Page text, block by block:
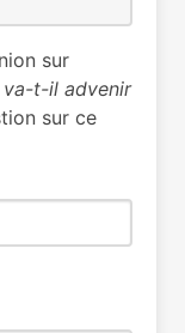
sur
va-t-il advenir
sur ce